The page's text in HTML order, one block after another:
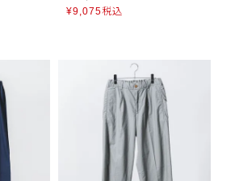
¥9,075税込